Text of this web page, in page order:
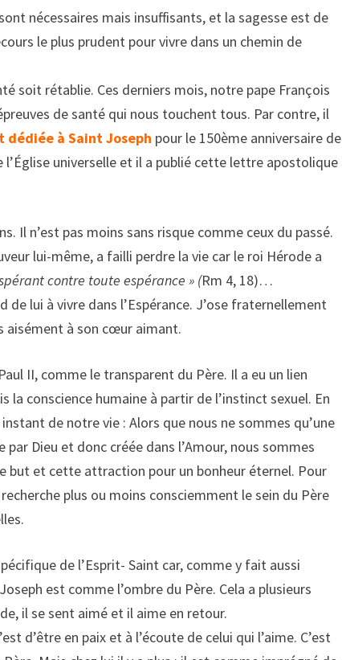
nécessaires mais insuffisants, et la sagesse est de
le plus prudent pour vivre dans un chemin de
soit rétablie. Ces derniers mois, notre pape François
de santé qui nous touchent tous. Par contre, il
dédiée à Saint Joseph pour le 150ème anniversaire de
universelle et il a publié cette lettre apostolique
Il n’est pas moins sans risque comme ceux du passé.
lui-même, a failli perdre la vie car le roi Hérode a
contre toute espérance » (Rm 4, 18)…
lui à vivre dans l’Espérance. J’ose fraternellement
à son cœur aimant.
II, comme le transparent du Père. Il a eu un lien
conscience humaine à partir de l’instinct sexuel. En
de notre vie : Alors que nous ne sommes qu’une
Dieu et donc créée dans l’Amour, nous sommes
but et cette attraction pour un bonheur éternel. Pour
plus ou moins consciemment le sein du Père
de l’Esprit- Saint car, comme y fait aussi
est comme l’ombre du Père. Cela a plusieurs
il se sent aimé et il aime en retour.
d’être en paix et à l’écoute de celui qui l’aime. C’est